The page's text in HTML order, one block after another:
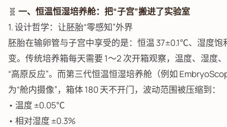
🧬 一、恒温恒湿培养舱：把“子宫”搬进了实验室
1. 设计哲学：让胚胎“零感知”外界
胚胎在输卵管与子宫中享受的是：恒温 37±0.1℃、湿度饱
变。传统培养箱每天需要 1～2 次开箱观察，温度、湿度
“高原反应”。而第三代恒温恒湿培养舱（例如
为“舱内摄像”，箱体 180 天不开门，波动范围被压缩到：
• 温度 ±0.05℃
• 相对湿度 ±0.3%